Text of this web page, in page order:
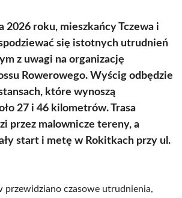
2026 roku, mieszkańcy Tczewa i
się istotnych utrudnień
z uwagi na organizację
Rowerowego. Wyścig odbędzie
które wynoszą
27 i 46 kilometrów. Trasa
przez malownicze tereny, a
start i metę w Rokitkach przy ul.
przewidziano czasowe utrudnienia,